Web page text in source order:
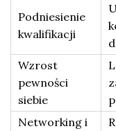
Podniesienie
kwalifikacji
Wzrost
pewności
siebie
Networking i